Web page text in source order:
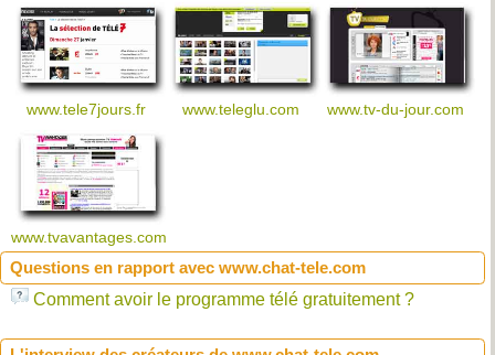
www.tele7jours.fr www.teleglu.com www.tv-du-jour.com
www.tvavantages.com
Questions en rapport avec www.chat-tele.com
Comment avoir le programme télé gratuitement ?